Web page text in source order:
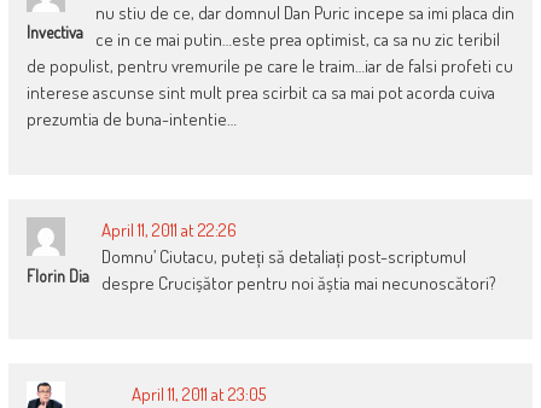
Invectiva
nu stiu de ce, dar domnul Dan Puric incepe sa imi placa din
ce in ce mai putin…este prea optimist, ca sa nu zic teribil
de populist, pentru vremurile pe care le traim…iar de falsi profeti cu
interese ascunse sint mult prea scirbit ca sa mai pot acorda cuiva
prezumtia de buna-intentie…
Florin Dia
April 11, 2011 at 22:26
Domnu’ Ciutacu, puteți să detaliați post-scriptumul
despre Crucișător pentru noi ăștia mai necunoscători?
April 11, 2011 at 23:05